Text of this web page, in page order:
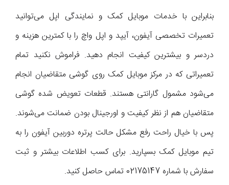
بنابراین با خدمات موبایل کمک و نمایندگی اپل می‌توانید
تعمیرات تخصصی آیفون، آیپد و اپل واچ را با کمترین هزینه و
دردسر و بیشترین کیفیت انجام دهید. فراموش نکنید تمام
تعمیراتی که در مرکز موبایل کمک روی گوشی متقاضیان انجام
می‌شود مشمول گارانتی هستند. قطعات تعویض شده گوشی
متقاضیان هم از نظر کیفیت و اورجینال بودن ضمانت می‌شوند.
پس با خیال راحت رفع مشکل حالت پرتره دوربین آیفون را به
تیم موبایل کمک بسپارید. برای کسب اطلاعات بیشتر و ثبت
سفارش با شماره 02175147 تماس حاصل کنید.